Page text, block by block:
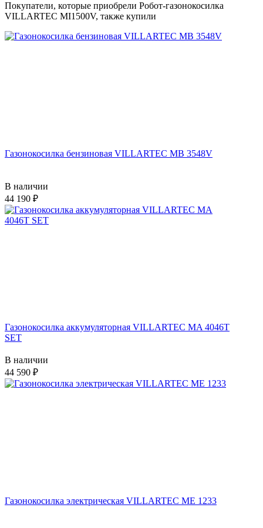
Покупатели, которые приобрели Робот-газонокосилка
VILLARTEC MI1500V, также купили
Газонокосилка бензиновая VILLARTEC MB 3548V
В наличии
44 190
Газонокосилка аккумуляторная VILLARTEC MA 4046T
SET
В наличии
44 590
Газонокосилка электрическая VILLARTEC ME 1233